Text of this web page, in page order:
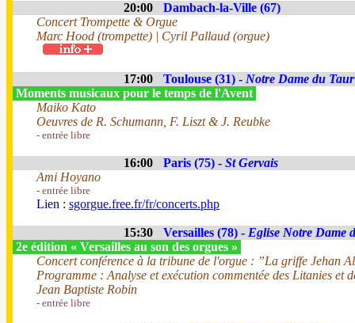
20:00
Dambach-la-Ville (67)
Concert Trompette & Orgue
Marc Hood (trompette) | Cyril Pallaud (orgue)
17:00 Toulouse (31) - Notre Dame du Taur
Moments musicaux pour le temps de l'Avent
Maiko Kato
Oeuvres de R. Schumann, F. Liszt & J. Reubke
- entrée libre
16:00 Paris (75) - St Gervais
Ami Hoyano
- entrée libre
Lien : sgorgue.free.fr/fr/concerts.php
15:30 Versailles (78) - Eglise Notre Dame
2e édition « Versailles au son des orgues »
Concert conférence à la tribune de l'orgue : ”La griffe Jehan
Programme : Analyse et exécution commentée des Litanies et
Jean Baptiste Robin
- entrée libre